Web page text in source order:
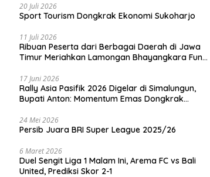
20 Juli 2026
Sport Tourism Dongkrak Ekonomi Sukoharjo
11 Juli 2026
Ribuan Peserta dari Berbagai Daerah di Jawa
Timur Meriahkan Lamongan Bhayangkara Fun
17 Juni 2026
Rally Asia Pasifik 2026 Digelar di Simalungun,
Bupati Anton: Momentum Emas Dongkrak
24 Mei 2026
Persib Juara BRI Super League 2025/26
6 Maret 2026
Duel Sengit Liga 1 Malam Ini, Arema FC vs Bali
United, Prediksi Skor 2-1